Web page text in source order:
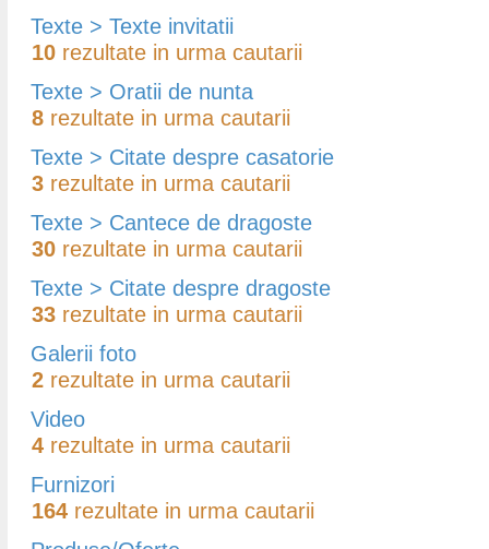
Texte > Texte invitatii
10 rezultate in urma cautarii
Texte > Oratii de nunta
8 rezultate in urma cautarii
Texte > Citate despre casatorie
3 rezultate in urma cautarii
Texte > Cantece de dragoste
30 rezultate in urma cautarii
Texte > Citate despre dragoste
33 rezultate in urma cautarii
Galerii foto
2 rezultate in urma cautarii
Video
4 rezultate in urma cautarii
Furnizori
164 rezultate in urma cautarii